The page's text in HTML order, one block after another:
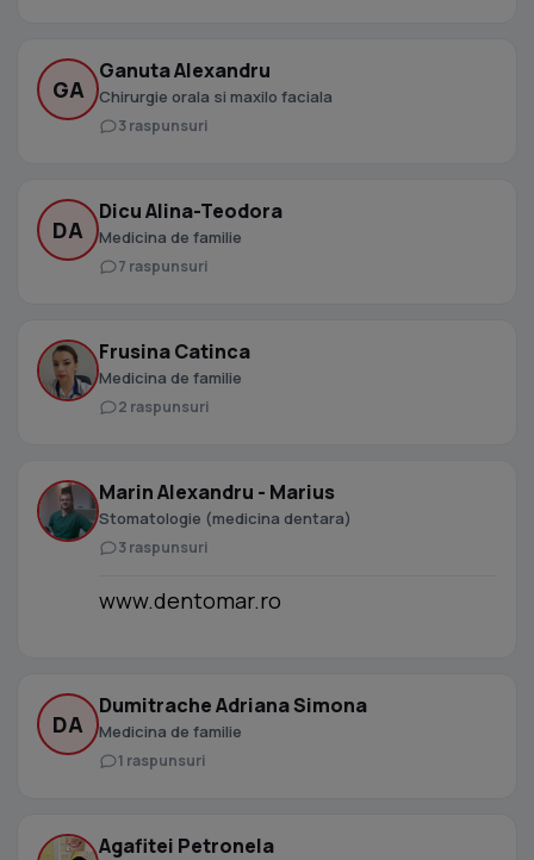
GA
Ganuta Alexandru
Chirurgie orala si maxilo faciala
3 raspunsuri
DA
Dicu Alina-Teodora
Medicina de familie
7 raspunsuri
Frusina Catinca
Medicina de familie
2 raspunsuri
Marin Alexandru - Marius
Stomatologie (medicina dentara)
3 raspunsuri
www.dentomar.ro
DA
Dumitrache Adriana Simona
Medicina de familie
1 raspunsuri
Agafitei Petronela